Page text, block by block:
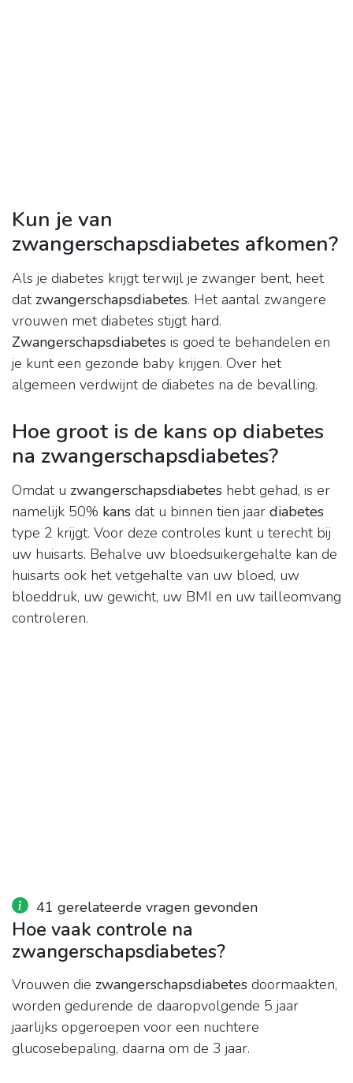
Kun je van
zwangerschapsdiabetes afkomen?
Als je diabetes krijgt terwijl je zwanger bent, heet
dat zwangerschapsdiabetes. Het aantal zwangere
vrouwen met diabetes stijgt hard.
Zwangerschapsdiabetes is goed te behandelen en
je kunt een gezonde baby krijgen. Over het
algemeen verdwijnt de diabetes na de bevalling.
Hoe groot is de kans op diabetes
na zwangerschapsdiabetes?
Omdat u zwangerschapsdiabetes hebt gehad, is er
namelijk 50% kans dat u binnen tien jaar diabetes
type 2 krijgt. Voor deze controles kunt u terecht bij
uw huisarts. Behalve uw bloedsuikergehalte kan de
huisarts ook het vetgehalte van uw bloed, uw
bloeddruk, uw gewicht, uw BMI en uw tailleomvang
controleren.
41 gerelateerde vragen gevonden
Hoe vaak controle na
zwangerschapsdiabetes?
Vrouwen die zwangerschapsdiabetes doormaakten,
worden gedurende de daaropvolgende 5 jaar
jaarlijks opgeroepen voor een nuchtere
glucosebepaling, daarna om de 3 jaar.